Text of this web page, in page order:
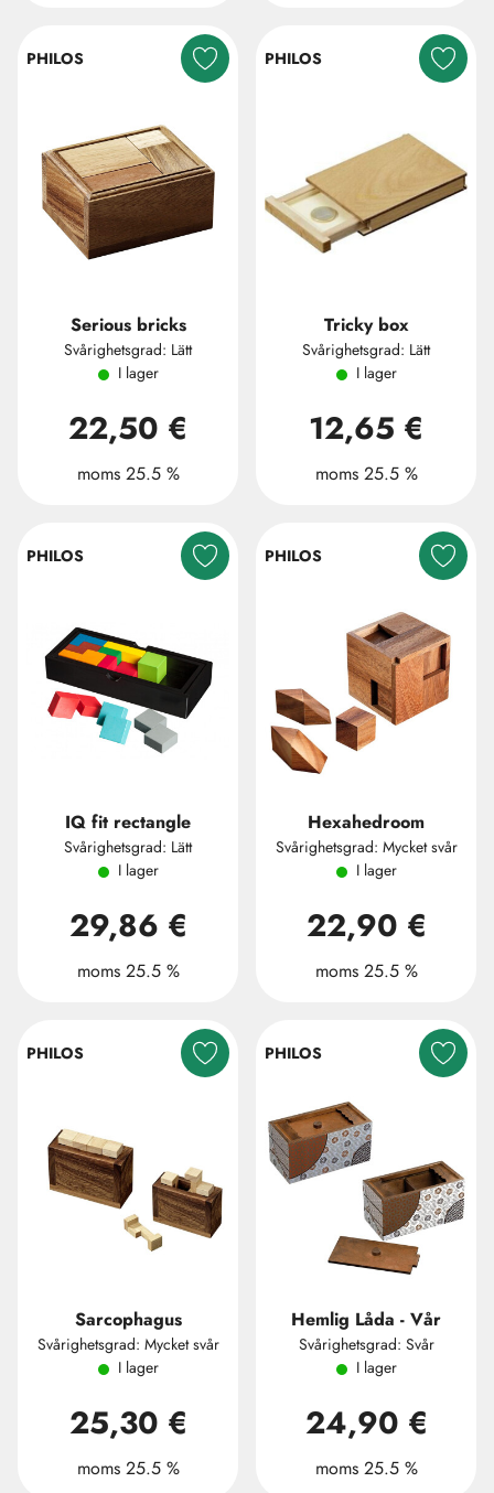
PHILOS
Serious bricks
Svårighetsgrad: Lätt
I lager
22,50 €
moms 25.5 %
PHILOS
Tricky box
Svårighetsgrad: Lätt
I lager
12,65 €
moms 25.5 %
PHILOS
IQ fit rectangle
Svårighetsgrad: Lätt
I lager
29,86 €
moms 25.5 %
PHILOS
Hexahedroom
Svårighetsgrad: Mycket svår
I lager
22,90 €
moms 25.5 %
PHILOS
Sarcophagus
Svårighetsgrad: Mycket svår
I lager
25,30 €
moms 25.5 %
PHILOS
Hemlig Låda - Vår
Svårighetsgrad: Svår
I lager
24,90 €
moms 25.5 %